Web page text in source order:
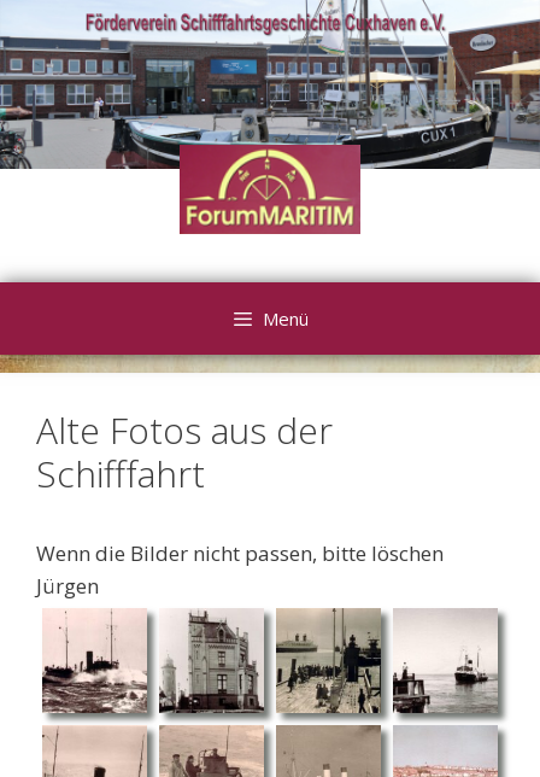
Inhalt
springen
Menü
Alte Fotos aus der
Schifffahrt
Wenn die Bilder nicht passen, bitte löschen
Jürgen